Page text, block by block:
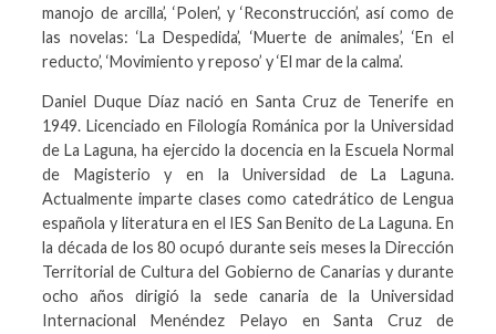
manojo de arcilla’, ‘Polen’, y ‘Reconstrucción’, así como de
las novelas: ‘La Despedida’, ‘Muerte de animales’, ‘En el
reducto’, ‘Movimiento y reposo’ y ‘El mar de la calma’.
Daniel Duque Díaz nació en Santa Cruz de Tenerife en
1949. Licenciado en Filología Románica por la Universidad
de La Laguna, ha ejercido la docencia en la Escuela Normal
de Magisterio y en la Universidad de La Laguna.
Actualmente imparte clases como catedrático de Lengua
española y literatura en el IES San Benito de La Laguna. En
la década de los 80 ocupó durante seis meses la Dirección
Territorial de Cultura del Gobierno de Canarias y durante
ocho años dirigió la sede canaria de la Universidad
Internacional Menéndez Pelayo en Santa Cruz de